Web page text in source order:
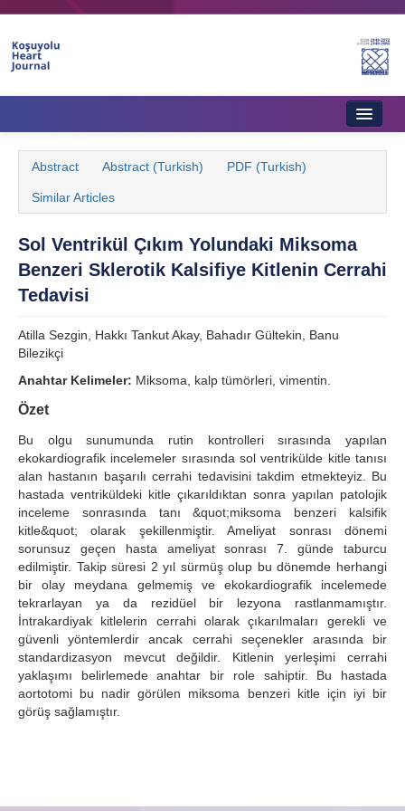
Aims & Scope
Editorial Board
Instructions to Authors
Ethics & Policies
Search Articles
Abstract Abstract (Turkish) PDF (Turkish)
Similar Articles
Sol Ventrikül Çıkım Yolundaki Miksoma
Benzeri Sklerotik Kalsifiye Kitlenin Cerrahi
Tedavisi
Atilla Sezgin, Hakkı Tankut Akay, Bahadır Gültekin, Banu
Bilezikçi
Anahtar Kelimeler: Miksoma, kalp tümörleri, vimentin.
Özet
Bu olgu sunumunda rutin kontrolleri sırasında yapılan
ekokardiografik incelemeler sırasında sol ventrikülde kitle tanısı
alan hastanın başarılı cerrahi tedavisini takdim etmekteyiz. Bu
hastada ventriküldeki kitle çıkarıldıktan sonra yapılan patolojik
inceleme sonrasında tanı &quot;miksoma benzeri kalsifik
kitle&quot; olarak şekillenmiştir. Ameliyat sonrası dönemi
sorunsuz geçen hasta ameliyat sonrası 7. günde taburcu
edilmiştir. Takip süresi 2 yıl sürmüş olup bu dönemde herhangi
bir olay meydana gelmemiş ve ekokardiografik incelemede
tekrarlayan ya da rezidüel bir lezyona rastlanmamıştır.
İntrakardiyak kitlelerin cerrahi olarak çıkarılmaları gerekli ve
güvenli yöntemlerdir ancak cerrahi seçenekler arasında bir
standardizasyon mevcut değildir. Kitlenin yerleşimi cerrahi
yaklaşımı belirlemede anahtar bir role sahiptir. Bu hastada
aortotomi bu nadir görülen miksoma benzeri kitle için iyi bir
görüş sağlamıştır.